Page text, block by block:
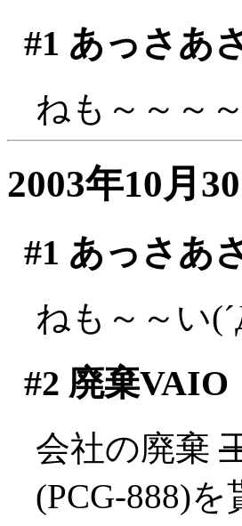
#1 あっさあ
ねも～～～
2003年10月
#1 あっさあ
ねも～～い
#2 廃棄VAIO
会社の廃棄
(PCG-888)